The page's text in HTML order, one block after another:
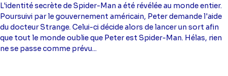
L'identité secrète de Spider-Man a été révélée au monde entier.
Poursuivi par le gouvernement américain, Peter demande l'aide
du docteur Strange. Celui-ci décide alors de lancer un sort afin
que tout le monde oublie que Peter est Spider-Man. Hélas, rien
ne se passe comme prévu...